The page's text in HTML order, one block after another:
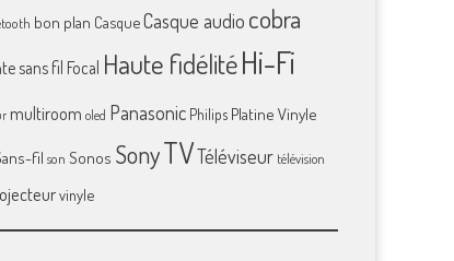
bon plan CasqueCasque audio cobra
sans fil Focal Haute fidélitéHi-Fi
multiroom oled Panasonic Philips Platine Vinyle
fil son Sonos SonyTVTéléviseur télévision
vinyle